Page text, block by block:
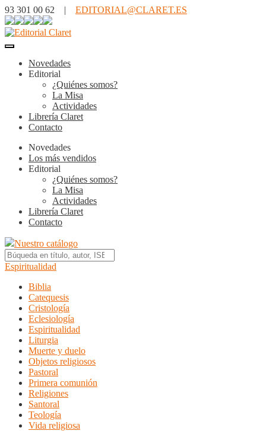
93 301 00 62 | EDITORIAL@CLARET.ES
Novedades
Editorial
¿Quiénes somos?
La Misa
Actividades
Librería Claret
Contacto
Novedades
Los más vendidos
Editorial
¿Quiénes somos?
La Misa
Actividades
Librería Claret
Contacto
Nuestro catálogo
Espiritualidad
Biblia
Catequesis
Cristología
Eclesiología
Espiritualidad
Liturgia
Muerte y duelo
Objetos religiosos
Pastoral
Primera comunión
Religiones
Santoral
Teología
Vida religiosa